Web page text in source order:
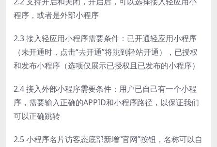
程序，或者是外部小程序
2.3 接入轻应用小程序需要条件：已开通轻应用小程序
（未开通时，点击“去开通”将跳到轻站开通），已授权
和发布小程序（选项仅展示已授权且已发布的小程序）
2.4 接入外部小程序需要条件：用户已自己有一个小程
序，需要输入正确的APPID和小程序路径，以保证我们
可以正确跳转
2.5 小程序名片访客态底部新增“官网”按钮，名称可以自